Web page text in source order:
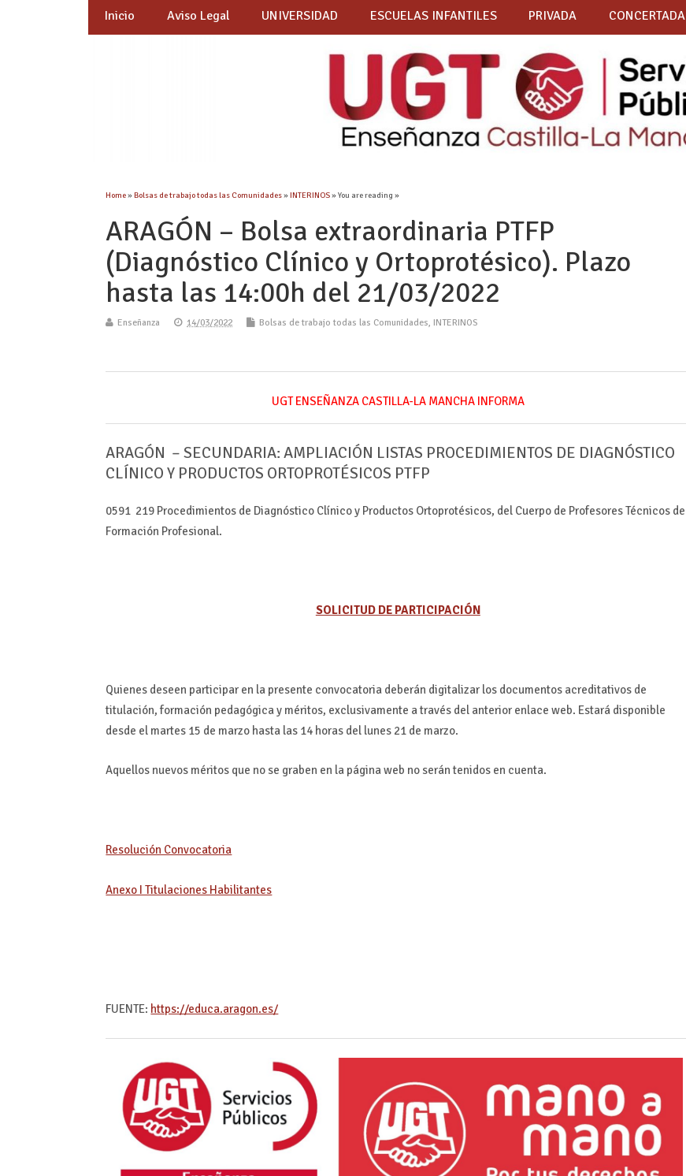
Inicio Aviso Legal UNIVERSIDAD ESCUELAS INFANTILES PRIVADA CONCERTADA
Home»Bolsas de trabajo todas las Comunidades»INTERINOS» You are reading »
ARAGÓN – Bolsa extraordinaria PTFP
(Diagnóstico Clínico y Ortoprotésico). Plazo
hasta las 14:00h del 21/03/2022
Enseñanza 14/03/2022 Bolsas de trabajo todas las Comunidades, INTERINOS
UGT ENSEÑANZA CASTILLA-LA MANCHA INFORMA
ARAGÓN –SECUNDARIA: AMPLIACIÓN LISTAS PROCEDIMIENTOS DE DIAGNÓSTICO
CLÍNICO Y PRODUCTOS ORTOPROTÉSICOS PTFP
0591 219 Procedimientos de Diagnóstico Clínico y Productos Ortoprotésicos, del Cuerpo de Profesores Técnicos de
Formación Profesional.
SOLICITUD DE PARTICIPACIÓN
Quienes deseen participar en la presente convocatoria deberán digitalizar los documentos acreditativos de
titulación, formación pedagógica y méritos, exclusivamente a través del anterior enlace web. Estará disponible
desde el martes 15 de marzo hasta las 14 horas del lunes 21 de marzo.
Aquellos nuevos méritos que no se graben en la página web no serán tenidos en cuenta.
Resolución Convocatoria
Anexo I Titulaciones Habilitantes
FUENTE: https://educa.aragon.es/